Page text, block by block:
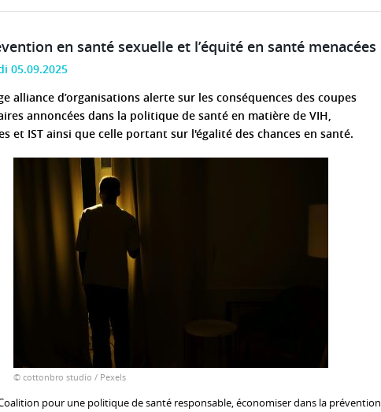
en santé sexuelle et l’équité en santé menacées
05.09.2025
alliance d’organisations alerte sur les conséquences des coupes
annoncées dans la politique de santé en matière de VIH,
et IST ainsi que celle portant sur l'égalité des chances en santé.
© cottonbro studio / Pexels
pour une politique de santé responsable, économiser dans la prévention